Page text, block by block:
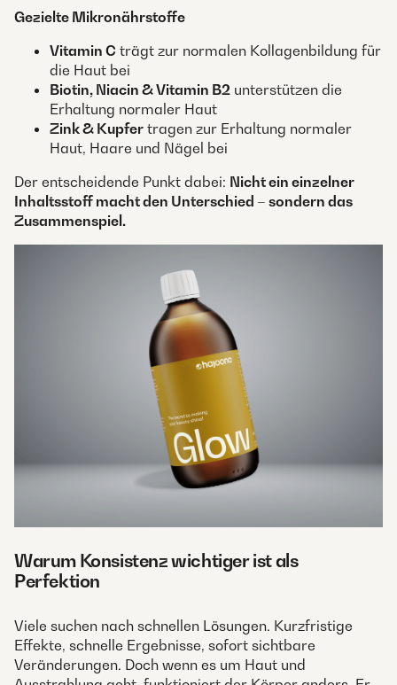
Gezielte Mikronährstoffe
Vitamin C trägt zur normalen Kollagenbildung für
die Haut bei
Biotin, Niacin & Vitamin B2 unterstützen die
Erhaltung normaler Haut
Zink & Kupfer tragen zur Erhaltung normaler
Haut, Haare und Nägel bei
Der entscheidende Punkt dabei: Nicht ein einzelner
Inhaltsstoff macht den Unterschied – sondern das
Zusammenspiel.
Warum Konsistenz wichtiger ist als
Perfektion
Viele suchen nach schnellen Lösungen. Kurzfristige
Effekte, schnelle Ergebnisse, sofort sichtbare
Veränderungen. Doch wenn es um Haut und